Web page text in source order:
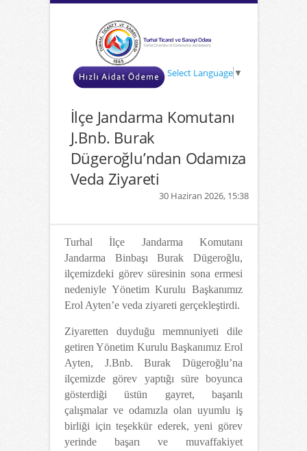
Select Language ▼
İlçe Jandarma Komutanı
J.Bnb. Burak
Dügeroğlu’ndan Odamıza
Veda Ziyareti
30 Haziran 2026, 15:38
Turhal İlçe Jandarma Komutanı
Jandarma Binbaşı Burak Dügeroğlu,
ilçemizdeki görev süresinin sona ermesi
nedeniyle Yönetim Kurulu Başkanımız
Erol Ayten’e veda ziyareti gerçekleştirdi.
Ziyaretten duyduğu memnuniyeti dile
getiren Yönetim Kurulu Başkanımız Erol
Ayten, J.Bnb. Burak Dügeroğlu’na
ilçemizde görev yaptığı süre boyunca
gösterdiği üstün gayret, başarılı
çalışmalar ve odamızla olan uyumlu iş
birliği için teşekkür ederek, yeni görev
yerinde başarı ve muvaffakiyet